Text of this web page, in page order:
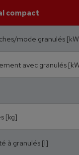
compact
mode granulés
avec granulés
[kg]
à granulés [l]